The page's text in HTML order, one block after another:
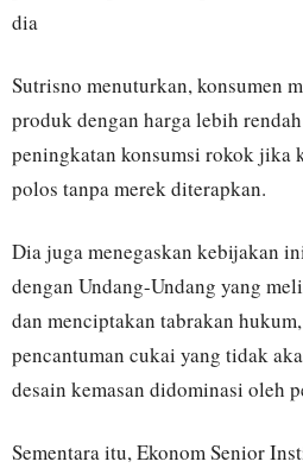
dia
Sutrisno menuturkan, konsumen
produk dengan harga lebih
peningkatan konsumsi rokok jika
polos tanpa merek diterapkan.
Dia juga menegaskan kebijakan
dengan Undang-Undang yang
dan menciptakan tabrakan
pencantuman cukai yang tidak
desain kemasan didominasi oleh
Sementara itu, Ekonom Senior